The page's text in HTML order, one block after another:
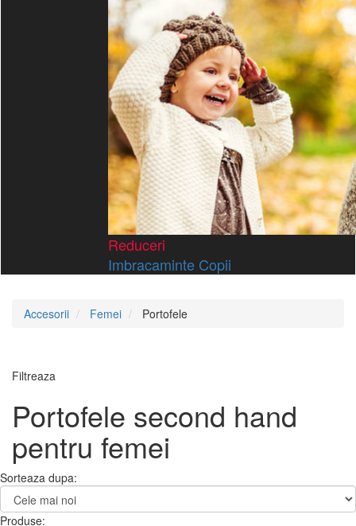
Reduceri
Imbracaminte Copii
Accesorii Femei Portofele
Filtreaza
Portofele second hand
pentru femei
Sorteaza dupa:
Produse: